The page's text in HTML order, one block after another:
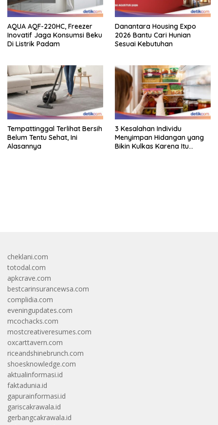
AQUA AQF-220HC, Freezer
Inovatif Jaga Konsumsi Beku
Di Listrik Padam
Danantara Housing Expo
2026 Bantu Cari Hunian
Sesuai Kebutuhan
Tempattinggal Terlihat Bersih
Belum Tentu Sehat, Ini
Alasannya
3 Kesalahan Individu
Menyimpan Hidangan yang
Bikin Kulkas Karena Itu
cheklani.com
totodal.com
apkcrave.com
bestcarinsurancewsa.com
complidia.com
eveningupdates.com
mcochacks.com
mostcreativeresumes.com
oxcarttavern.com
riceandshinebrunch.com
shoesknowledge.com
aktualinformasi.id
faktadunia.id
gapurainformasi.id
gariscakrawala.id
gerbangcakrawala.id